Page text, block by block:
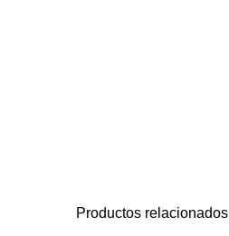
Productos relacionados